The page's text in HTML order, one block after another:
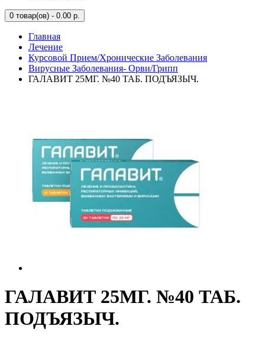
0 товар(ов) - 0.00 р.
Главная
Лечение
Курсовой Прием/Хронические Заболевания
Вирусные Заболевания- Орви/Грипп
ГАЛАВИТ 25МГ. №40 ТАБ. ПОДЪЯЗЫЧ.
ГАЛАВИТ 25МГ. №40 ТАБ.
ПОДЪЯЗЫЧ.